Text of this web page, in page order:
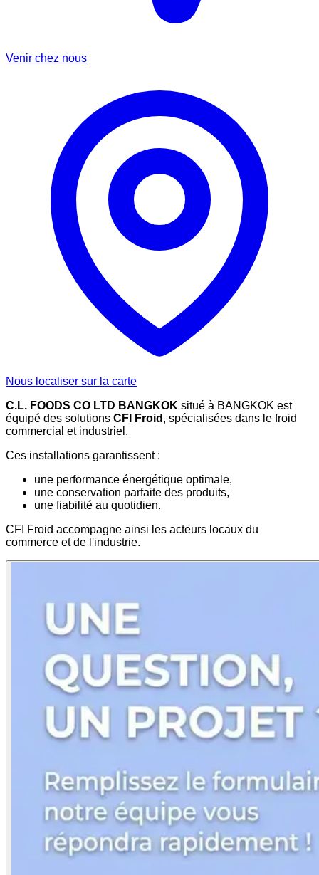
Venir chez nous
Nous localiser sur la carte
C.L. FOODS CO LTD BANGKOK situé à BANGKOK est
équipé des solutions CFI Froid , spécialisées dans le froid
commercial et industriel.
Ces installations garantissent :
une performance énergétique optimale,
une conservation parfaite des produits,
une fiabilité au quotidien.
CFI Froid accompagne ainsi les acteurs locaux du
commerce et de l'industrie.